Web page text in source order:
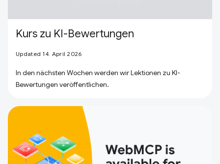
Kurs zu KI-Bewertungen
Updated 14. April 2026
In den nächsten Wochen werden wir Lektionen zu KI-
Bewertungen veröffentlichen.